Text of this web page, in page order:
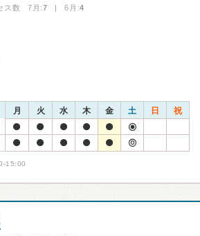
ス数 7月:7 | 6月:4
月 火 水 木 金 土 日 祝
15:00